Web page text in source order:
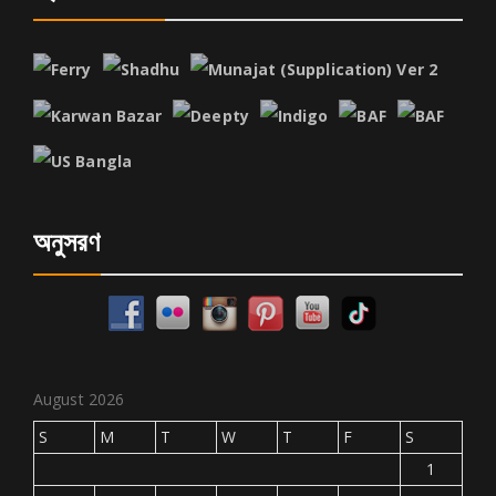
অনুসরণ
August 2026
S
M T W T F
S
1